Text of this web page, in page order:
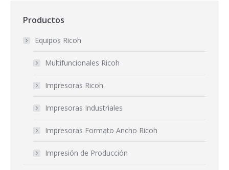
Productos
Equipos Ricoh
Multifuncionales Ricoh
Impresoras Ricoh
Impresoras Industriales
Impresoras Formato Ancho Ricoh
Impresión de Producción